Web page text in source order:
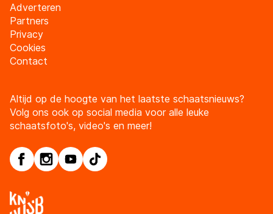
Adverteren
Partners
Privacy
Cookies
Contact
Altijd op de hoogte van het laatste schaatsnieuws?
Volg ons ook op social media voor alle leuke
schaatsfoto's, video's en meer!